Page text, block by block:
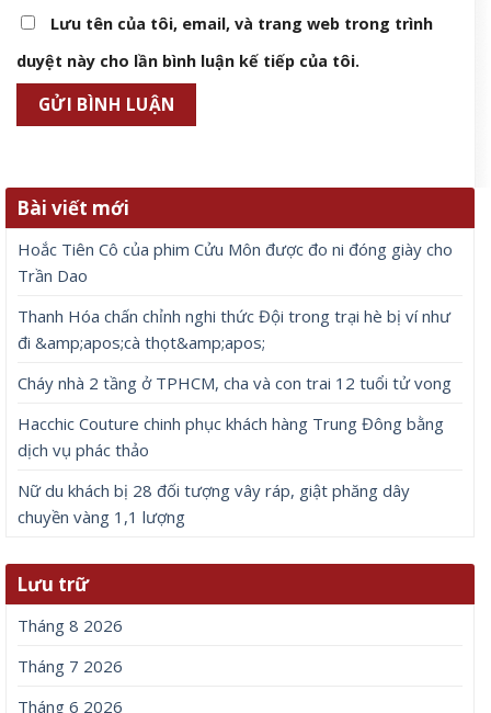
Lưu tên của tôi, email, và trang web trong trình
duyệt này cho lần bình luận kế tiếp của tôi.
Bài viết mới
Hoắc Tiên Cô của phim Cửu Môn được đo ni đóng giày cho
Trần Dao
Thanh Hóa chấn chỉnh nghi thức Đội trong trại hè bị ví như
đi &amp;apos;cà thọt&amp;apos;
Cháy nhà 2 tầng ở TPHCM, cha và con trai 12 tuổi tử vong
Hacchic Couture chinh phục khách hàng Trung Đông bằng
dịch vụ phác thảo
Nữ du khách bị 28 đối tượng vây ráp, giật phăng dây
chuyền vàng 1,1 lượng
Lưu trữ
Tháng 8 2026
Tháng 7 2026
Tháng 6 2026